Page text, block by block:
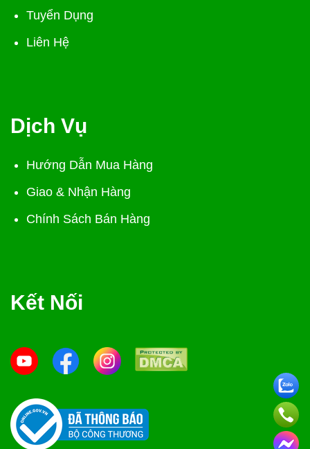
Tuyển Dụng
Liên Hệ
Dịch Vụ
Hướng Dẫn Mua Hàng
Giao & Nhận Hàng
Chính Sách Bán Hàng
Kết Nối